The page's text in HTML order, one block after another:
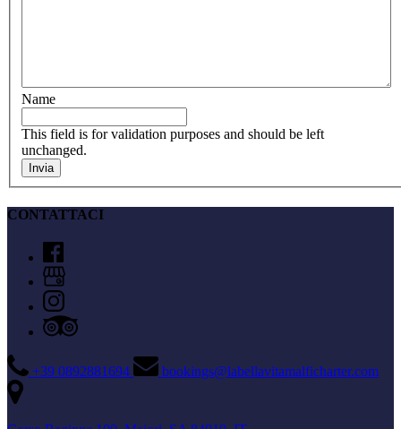
Name
This field is for validation purposes and should be left
unchanged.
CONTATTACI
+39 0892881694 bookings@labellavitamalficharter.com